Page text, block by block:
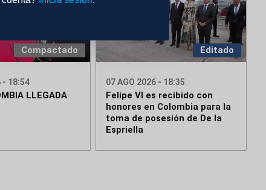
Compactado
- 18:54
LLEGADA
Editado
07 AGO 2026 - 18:35
Felipe VI es recibido con
honores en Colombia para la
toma de posesión de De la
Espriella